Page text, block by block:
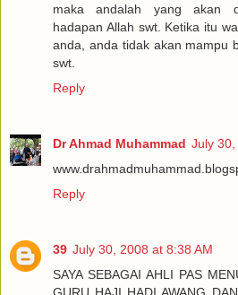
maka andalah yang akan
hadapan Allah swt. Ketika itu
anda, anda tidak akan mampu
swt.
Reply
Dr Ahmad Muhammad July
Reply
39 July 30, 2008 at 8:38 AM
SAYA SEBAGAI AHLI PAS